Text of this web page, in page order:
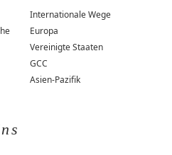
Internationale Wege
Europa
Vereinigte Staaten
GCC
Asien-Pazifik